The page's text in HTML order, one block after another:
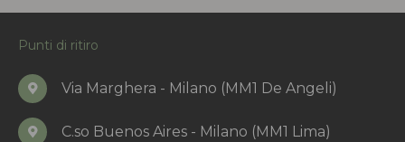
Punti di ritiro
Via Marghera - Milano (MM1 De Angeli)
C.so Buenos Aires - Milano (MM1 Lima)